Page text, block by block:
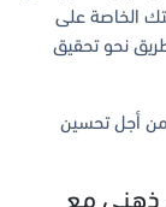
الخاصة على
نحو تحقيق
من أجل تحسين
ذهني مع